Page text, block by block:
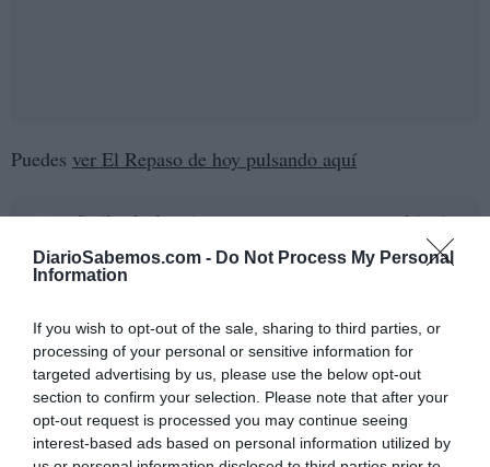
DiarioSabemos.com - Do Not Process My Personal
Information
If you wish to opt-out of the sale, sharing to third parties, or
processing of your personal or sensitive information for
targeted advertising by us, please use the below opt-out
section to confirm your selection. Please note that after your
opt-out request is processed you may continue seeing
interest-based ads based on personal information utilized by
Puedes ver El Repaso de hoy pulsando aquí
Mantente informado con las últimas noticias de actualidad.
ACTIVAR AHORA
ANÁLISIS ACTUALIDAD